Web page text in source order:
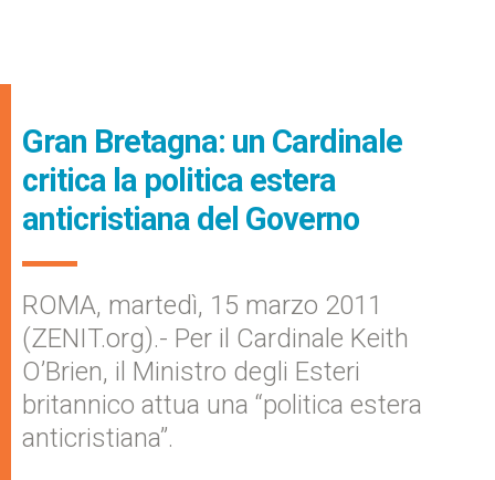
Gran Bretagna: un Cardinale
critica la politica estera
anticristiana del Governo
ROMA, martedì, 15 marzo 2011
(ZENIT.org).- Per il Cardinale Keith
O’Brien, il Ministro degli Esteri
britannico attua una “politica estera
anticristiana”.